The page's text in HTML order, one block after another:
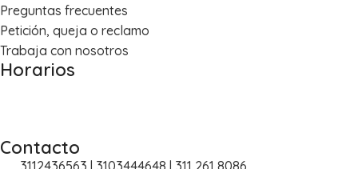
Preguntas frecuentes
Petición, queja o reclamo
Trabaja con nosotros
Horarios
Contacto